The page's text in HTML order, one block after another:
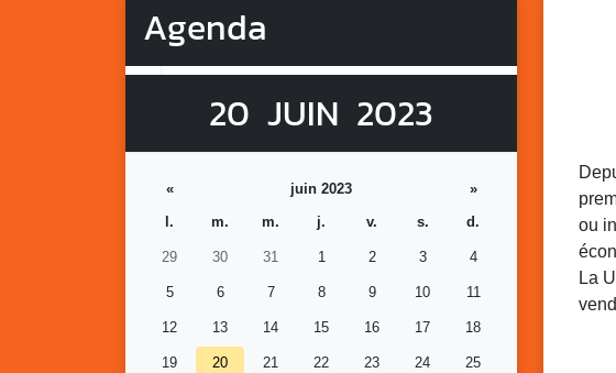
Agenda
20 JUIN 2023
« juin 2023
»
l.
m. m. j. v. s. d.
29 30 31 1 2 3 4
5 6 7 8 9 10 11
12 13 14 15 16 17 18
19 20 21 22 23 24 25
ou
La